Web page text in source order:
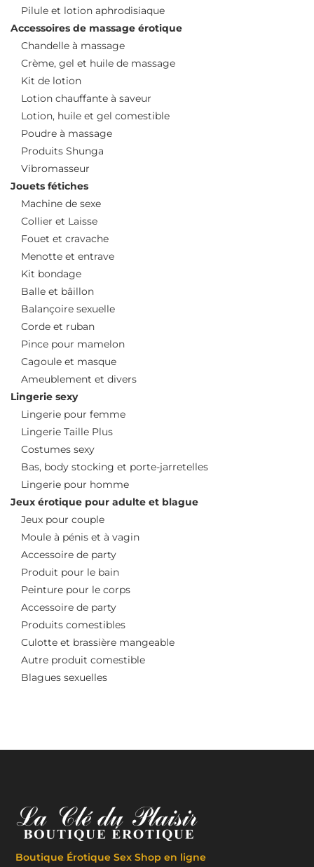
Pilule et lotion aphrodisiaque
Accessoires de massage érotique
Chandelle à massage
Crème, gel et huile de massage
Kit de lotion
Lotion chauffante à saveur
Lotion, huile et gel comestible
Poudre à massage
Produits Shunga
Vibromasseur
Jouets fétiches
Machine de sexe
Collier et Laisse
Fouet et cravache
Menotte et entrave
Kit bondage
Balle et bâillon
Balançoire sexuelle
Corde et ruban
Pince pour mamelon
Cagoule et masque
Ameublement et divers
Lingerie sexy
Lingerie pour femme
Lingerie Taille Plus
Costumes sexy
Bas, body stocking et porte-jarretelles
Lingerie pour homme
Jeux érotique pour adulte et blague
Jeux pour couple
Moule à pénis et à vagin
Accessoire de party
Produit pour le bain
Peinture pour le corps
Accessoire de party
Produits comestibles
Culotte et brassière mangeable
Autre produit comestible
Blagues sexuelles
Boutique Érotique Sex Shop en ligne